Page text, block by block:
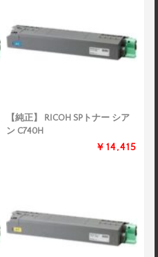
【純正】 RICOH SPトナー シア
ン C740H
￥14,415